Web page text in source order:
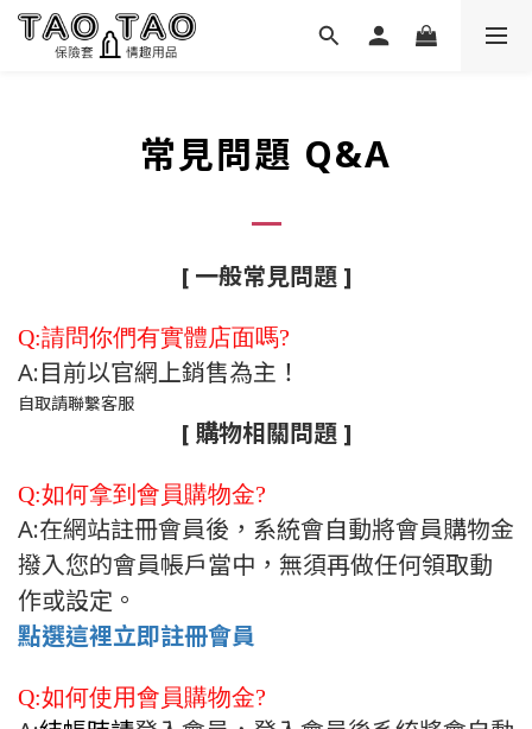
常見問題 Q&A
[ 一般常見問題 ]
Q:請問你們有實體店面嗎?
A:目前以官網上銷售為主！
自取請聯繫客服
[ 購物相關問題 ]
Q:如何拿到會員購物金?
A:在網站註冊會員後，系統會自動將會員購物金
撥入您的會員帳戶當中，無須再做任何領取動
作或設定。
點選這裡立即註冊會員
Q:如何使用會員購物金?